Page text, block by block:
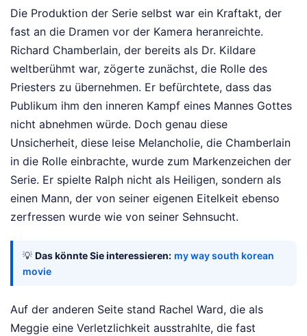
Die Produktion der Serie selbst war ein Kraftakt, der
fast an die Dramen vor der Kamera heranreichte.
Richard Chamberlain, der bereits als Dr. Kildare
weltberühmt war, zögerte zunächst, die Rolle des
Priesters zu übernehmen. Er befürchtete, dass das
Publikum ihm den inneren Kampf eines Mannes Gottes
nicht abnehmen würde. Doch genau diese
Unsicherheit, diese leise Melancholie, die Chamberlain
in die Rolle einbrachte, wurde zum Markenzeichen der
Serie. Er spielte Ralph nicht als Heiligen, sondern als
einen Mann, der von seiner eigenen Eitelkeit ebenso
zerfressen wurde wie von seiner Sehnsucht.
💡 Das könnte Sie interessieren: my way south korean
movie
Auf der anderen Seite stand Rachel Ward, die als
Meggie eine Verletzlichkeit ausstrahlte, die fast